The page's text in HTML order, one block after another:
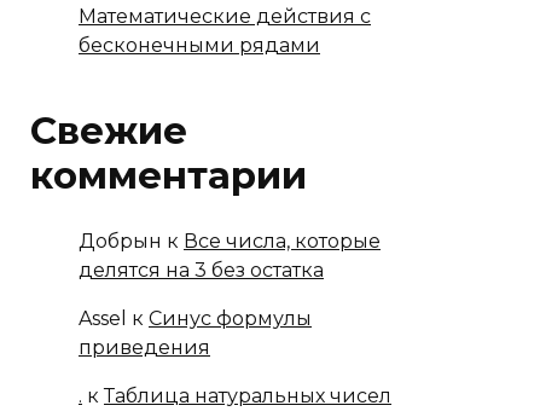
Математические действия с
бесконечными рядами
Свежие
комментарии
Добрын к Все числа, которые
делятся на 3 без остатка
Assel к Синус формулы
приведения
. кТаблица натуральных чисел